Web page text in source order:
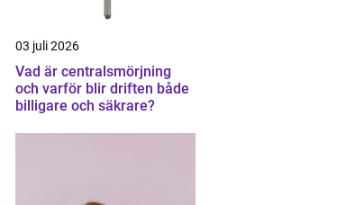
03 juli 2026
Vad är centralsmörjning
och varför blir driften både
billigare och säkrare?